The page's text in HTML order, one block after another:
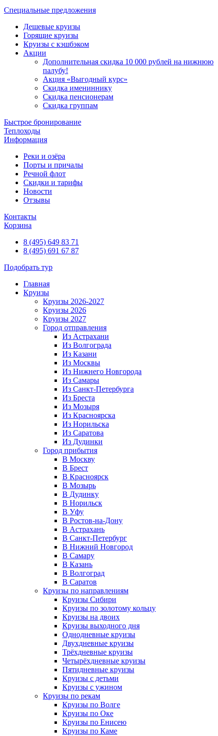
Специальные предложения
Дешевые круизы
Горящие круизы
Круизы с кэшбэком
Акции
Дополнительная скидка 10 000 рублей на нижнюю
палубу!
Акция «Выгодный курс»
Скидка имениннику
Скидка пенсионерам
Скидка группам
Быстрое бронирование
Теплоходы
Информация
Реки и озёра
Порты и причалы
Речной флот
Скидки и тарифы
Новости
Отзывы
Контакты
Корзина
8 (495) 649 83 71
8 (495) 691 67 87
Подобрать тур
Главная
Круизы
Круизы 2026-2027
Круизы 2026
Круизы 2027
Город отправления
Из Астрахани
Из Волгограда
Из Казани
Из Москвы
Из Нижнего Новгорода
Из Самары
Из Санкт-Петербурга
Из Бреста
Из Мозыря
Из Красноярска
Из Норильска
Из Саратова
Из Дудинки
Город прибытия
В Москву
В Брест
В Красноярск
В Мозырь
В Дудинку
В Норильск
В Уфу
В Ростов-на-Дону
В Астрахань
В Санкт-Петербург
В Нижний Новгород
В Самару
В Казань
В Волгоград
В Саратов
Круизы по направлениям
Круизы Сибири
Круизы по золотому кольцу
Круизы на двоих
Круизы выходного дня
Однодневные круизы
Двухдневные круизы
Трёхдневные круизы
Четырёхдневные круизы
Пятидневные круизы
Круизы с детьми
Круизы с ужином
Круизы по рекам
Круизы по Волге
Круизы по Оке
Круизы по Енисею
Круизы по Каме